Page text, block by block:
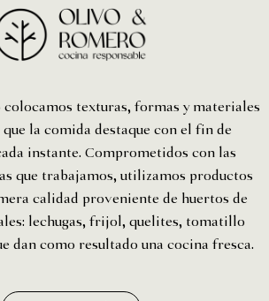
texturas, formas y materiales
que la comida destaque con el fin de
instante. Comprometidos con las
que trabajamos, utilizamos productos
calidad proveniente de huertos de
lechugas, frijol, quelites, tomatillo
dan como resultado una cocina fresca.